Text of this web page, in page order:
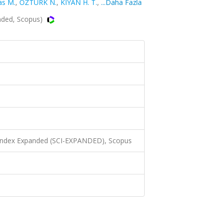
M., ÖZTÜRK N., KIYAN H. T., ...Daha Fazla
Scopus)
Expanded (SCI-EXPANDED), Scopus